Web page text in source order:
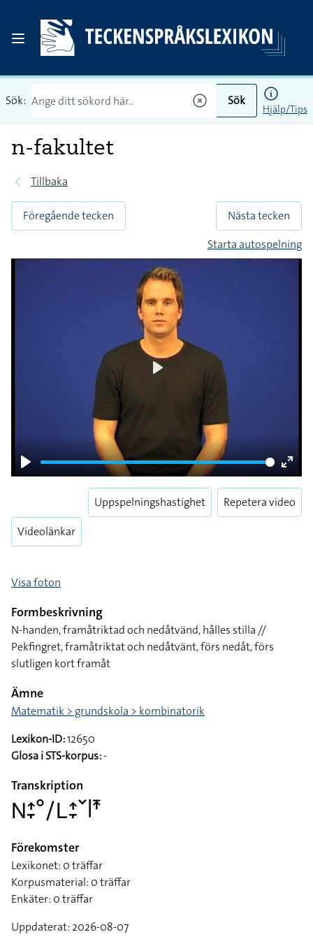
Sök: Sök
Hjälp/Tips
n-fakultet
Tillbaka
Föregående tecken
Nästa tecken
Starta autospelning
Play
Enter
Videolänkar
Uppspelningshastighet Repetera video
Visa foton
Formbeskrivning
N-handen, framåtriktad och nedåtvänd, hålles stilla //
Pekfingret, framåtriktat och nedåtvänt, förs nedåt, förs
slutligen kort framåt
Ämne
Matematik > grundskola > kombinatorik
Lexikon-ID:12650
Glosa i STS-korpus:-
Transkription
􌥌􌤴􌥙􌦑􌥠􌥈􌤴􌥙􌥧􌥼􌥵
Förekomster
Lexikonet: 0 träffar
Korpusmaterial: 0 träffar
Enkäter: 0 träffar
Uppdaterat: 2026-08-07